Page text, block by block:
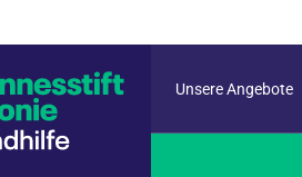
Unsere Angebote